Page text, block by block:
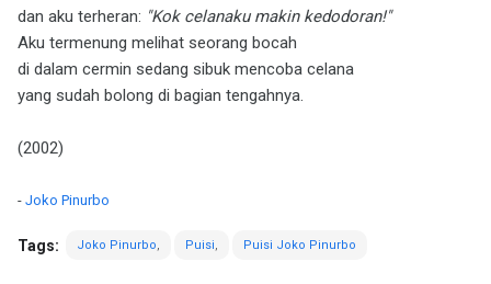
dan aku terheran: "Kok celanaku makin kedodoran!"
Aku termenung melihat seorang bocah
di dalam cermin sedang sibuk mencoba celana
yang sudah bolong di bagian tengahnya.
(2002)
- Joko Pinurbo
Tags: Joko Pinurbo Puisi Puisi Joko Pinurbo